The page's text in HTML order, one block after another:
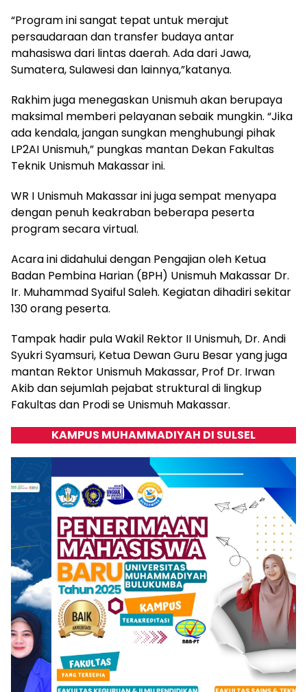
“Program ini sangat tepat untuk merajut
persaudaraan dan transfer budaya antar
mahasiswa dari lintas daerah. Ada dari Jawa,
Sumatera, Sulawesi dan lainnya,”katanya.
Rakhim juga menegaskan Unismuh akan berupaya
maksimal memberi pelayanan sebaik mungkin. “Jika
ada kendala, jangan sungkan menghubungi pihak
LP2AI Unismuh,” pungkas mantan Dekan Fakultas
Teknik Unismuh Makassar ini.
WR I Unismuh Makassar ini juga sempat menyapa
dengan penuh keakraban beberapa peserta
program secara virtual.
Acara ini didahului dengan Pengajian oleh Ketua
Badan Pembina Harian (BPH) Unismuh Makassar Dr.
Ir. Muhammad Syaiful Saleh. Kegiatan dihadiri sekitar
130 orang peserta.
Tampak hadir pula Wakil Rektor II Unismuh, Dr. Andi
Syukri Syamsuri, Ketua Dewan Guru Besar yang juga
mantan Rektor Unismuh Makassar, Prof Dr. Irwan
Akib dan sejumlah pejabat struktural di lingkup
Fakultas dan Prodi se Unismuh Makassar.
KAMPUS MUHAMMADIYAH DI SULSEL